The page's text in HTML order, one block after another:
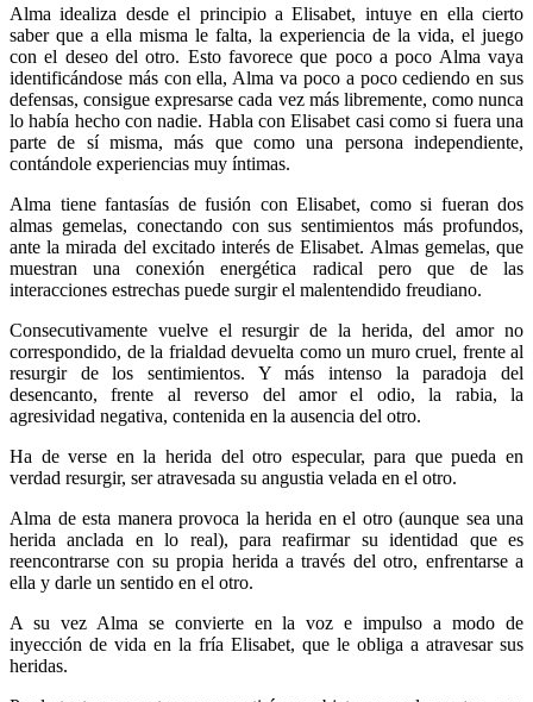
Alma idealiza desde el principio a Elisabet, intuye en ella cierto
saber que a ella misma le falta, la experiencia de la vida, el juego
con el deseo del otro. Esto favorece que poco a poco Alma vaya
identificándose más con ella, Alma va poco a poco cediendo en sus
defensas, consigue expresarse cada vez más libremente, como nunca
lo había hecho con nadie. Habla con Elisabet casi como si fuera una
parte de sí misma, más que como una persona independiente,
contándole experiencias muy íntimas.
Alma tiene fantasías de fusión con Elisabet, como si fueran dos
almas gemelas, conectando con sus sentimientos más profundos,
ante la mirada del excitado interés de Elisabet. Almas gemelas, que
muestran una conexión energética radical pero que de las
interacciones estrechas puede surgir el malentendido freudiano.
Consecutivamente vuelve el resurgir de la herida, del amor no
correspondido, de la frialdad devuelta como un muro cruel, frente al
resurgir de los sentimientos. Y más intenso la paradoja del
desencanto, frente al reverso del amor el odio, la rabia, la
agresividad negativa, contenida en la ausencia del otro.
Ha de verse en la herida del otro especular, para que pueda en
verdad resurgir, ser atravesada su angustia velada en el otro.
Alma de esta manera provoca la herida en el otro (aunque sea una
herida anclada en lo real), para reafirmar su identidad que es
reencontrarse con su propia herida a través del otro, enfrentarse a
ella y darle un sentido en el otro.
A su vez Alma se convierte en la voz e impulso a modo de
inyección de vida en la fría Elisabet, que le obliga a atravesar sus
heridas.